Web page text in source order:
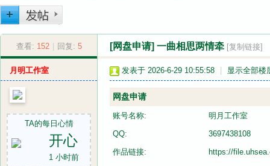
›
查看: 152 回复: 5 [网盘申请] 一曲相思两情牵 [复制链接]
月明工作室
TA的每日心情
开心
1 小时前
发表于 2026-6-29 10:55:58 显示全部楼
网盘申请
账号名称:
明月工作室
QQ:
3697438108
作品链接:
https://